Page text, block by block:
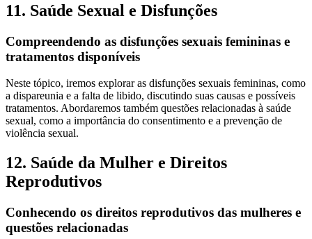
11. Saúde Sexual e Disfunções
Compreendendo as disfunções sexuais femininas e
tratamentos disponíveis
Neste tópico, iremos explorar as disfunções sexuais femininas, como
a dispareunia e a falta de libido, discutindo suas causas e possíveis
tratamentos. Abordaremos também questões relacionadas à saúde
sexual, como a importância do consentimento e a prevenção de
violência sexual.
12. Saúde da Mulher e Direitos
Reprodutivos
Conhecendo os direitos reprodutivos das mulheres e
questões relacionadas